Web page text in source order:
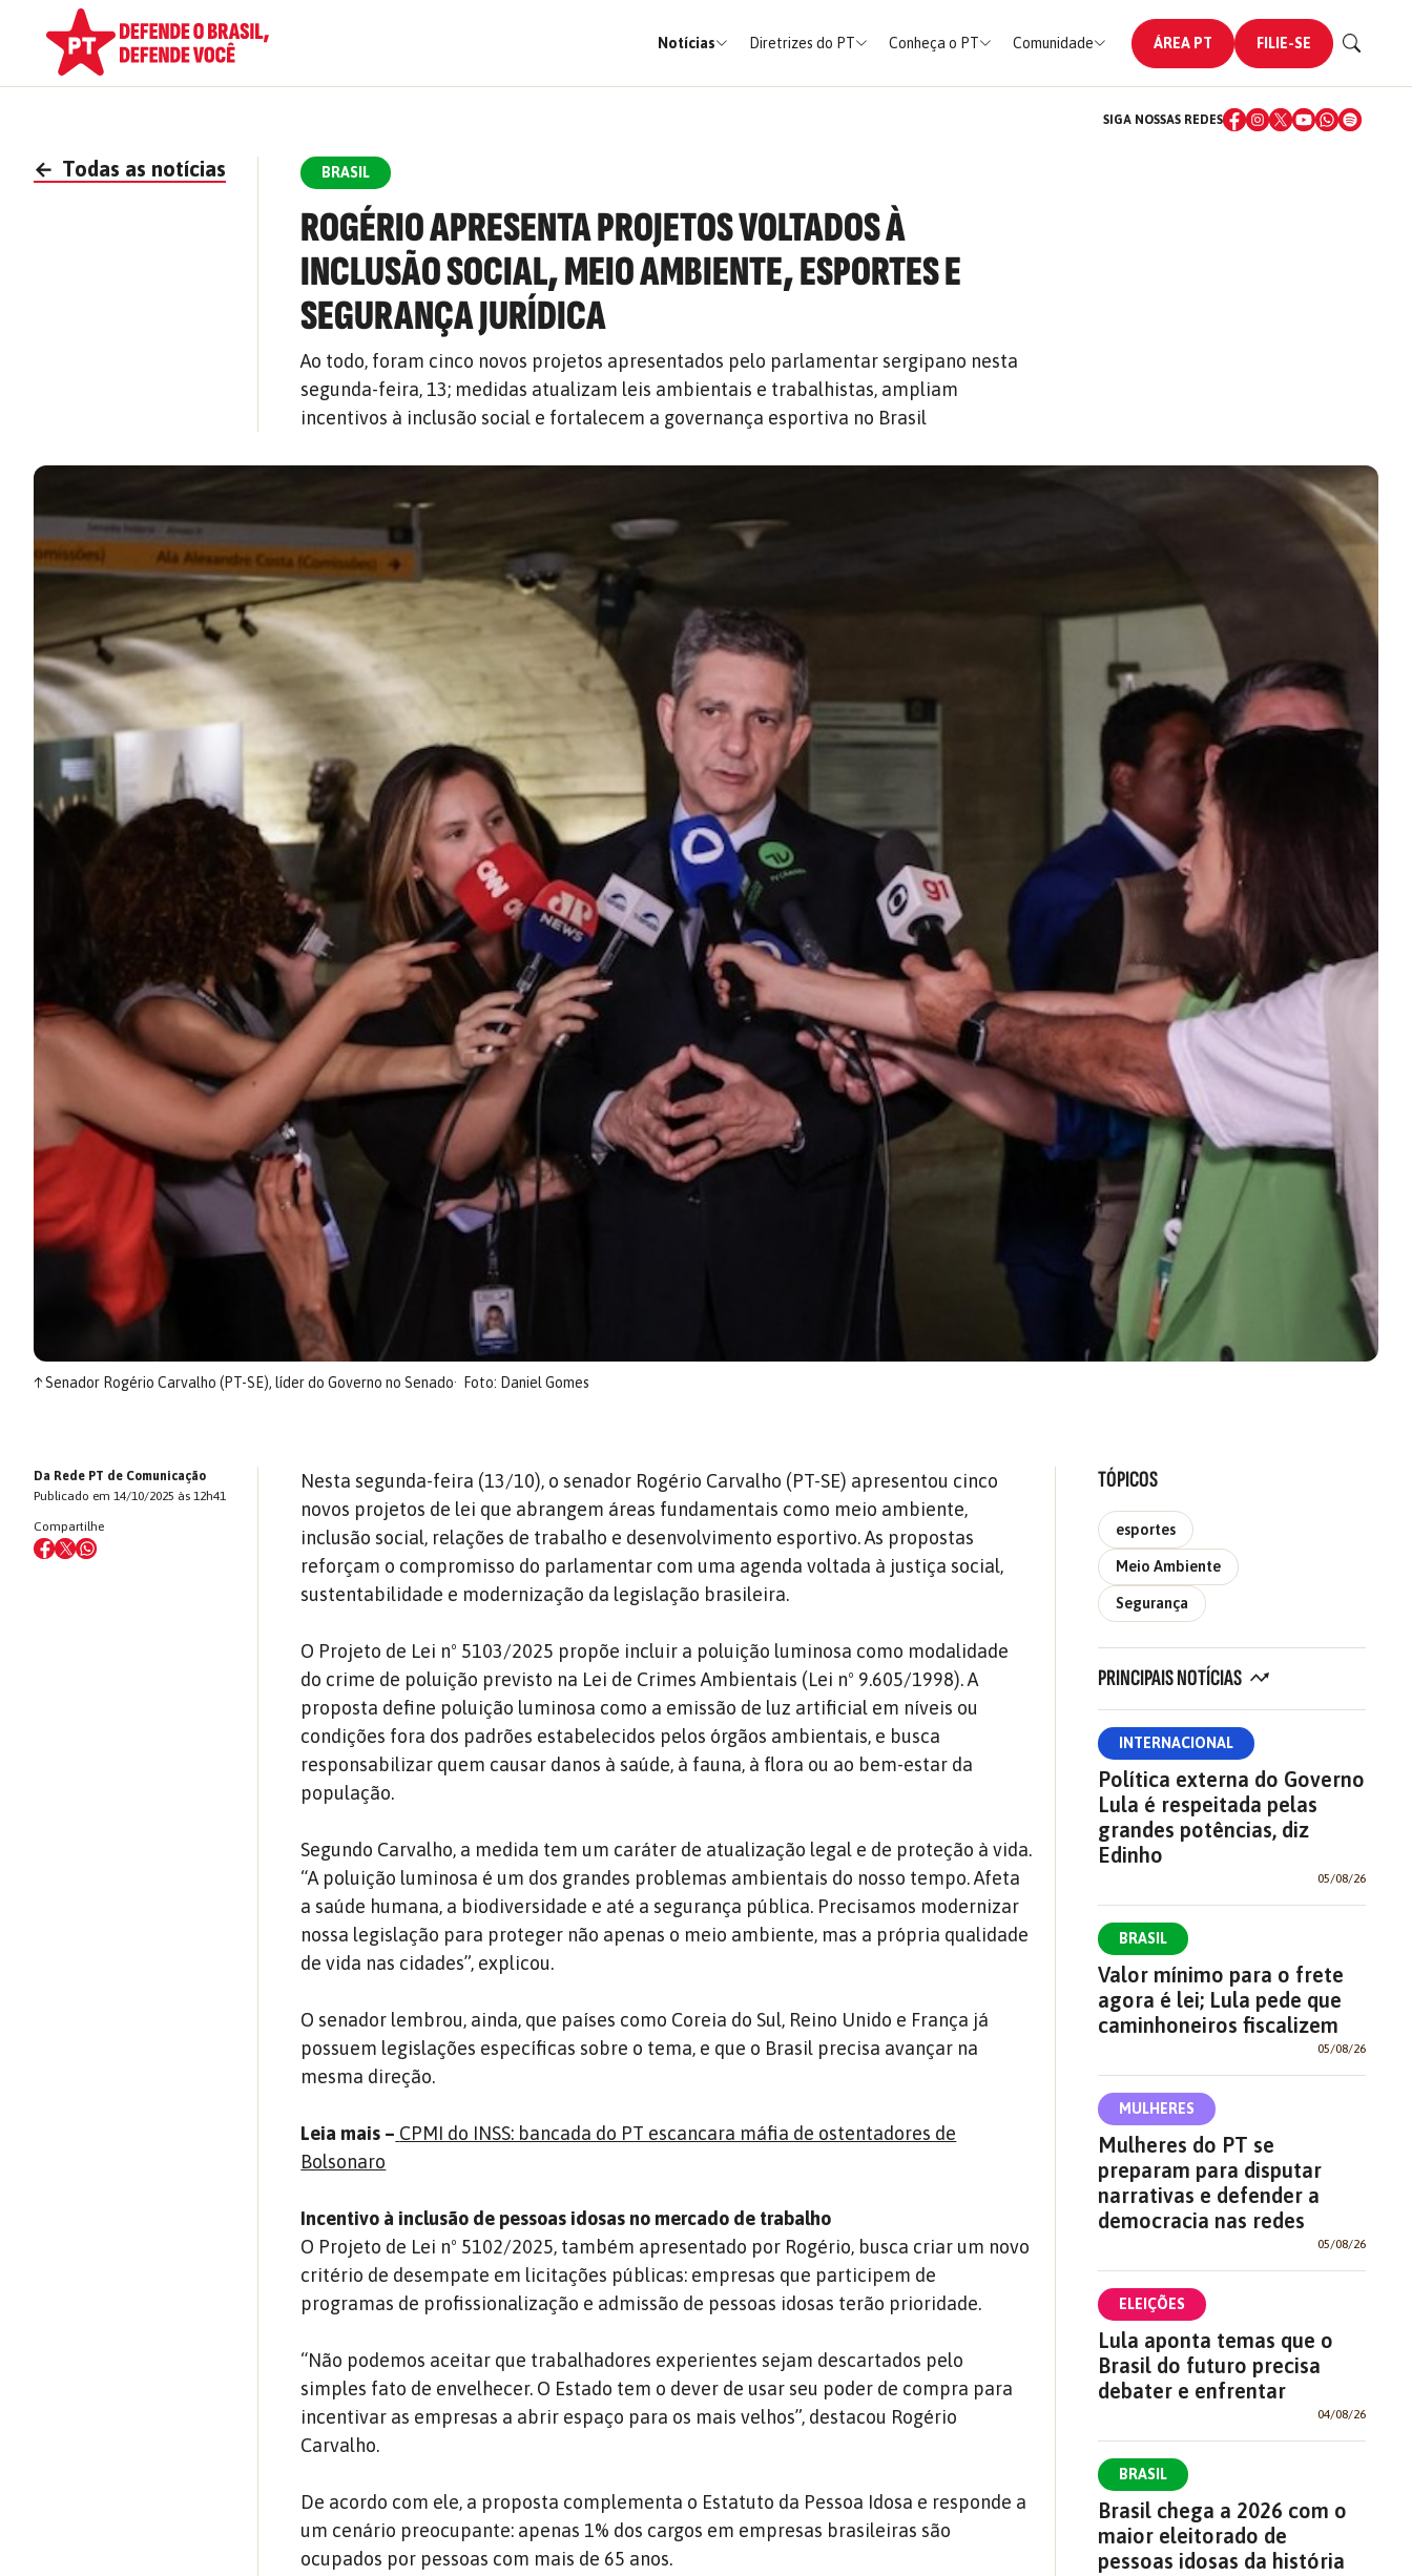
Notícias Diretrizes do PT Conheça o PT Comunidade ÁREA PT FILIE-SE
SIGA NOSSAS REDES
← Todas as notícias BRASIL
ROGÉRIO APRESENTA PROJETOS VOLTADOS À
INCLUSÃO SOCIAL, MEIO AMBIENTE, ESPORTES E
SEGURANÇA JURÍDICA
Ao todo, foram cinco novos projetos apresentados pelo parlamentar sergipano nesta
segunda-feira, 13; medidas atualizam leis ambientais e trabalhistas, ampliam
incentivos à inclusão social e fortalecem a governança esportiva no Brasil
↑Senador Rogério Carvalho (PT-SE), líder do Governo no Senado Foto: Daniel Gomes
Da Rede PT de Comunicação
Publicado em 14/10/2025 às 12h41
Compartilhe
Nesta segunda-feira (13/10), o senador Rogério Carvalho (PT-SE) apresentou cinco
novos projetos de lei que abrangem áreas fundamentais como meio ambiente,
inclusão social, relações de trabalho e desenvolvimento esportivo. As propostas
reforçam o compromisso do parlamentar com uma agenda voltada à justiça social,
sustentabilidade e modernização da legislação brasileira.
O Projeto de Lei nº 5103/2025 propõe incluir a poluição luminosa como modalidade
do crime de poluição previsto na Lei de Crimes Ambientais (Lei nº 9.605/1998). A
proposta define poluição luminosa como a emissão de luz artificial em níveis ou
condições fora dos padrões estabelecidos pelos órgãos ambientais, e busca
responsabilizar quem causar danos à saúde, à fauna, à flora ou ao bem-estar da
população.
Segundo Carvalho, a medida tem um caráter de atualização legal e de proteção à vida.
“A poluição luminosa é um dos grandes problemas ambientais do nosso tempo. Afeta
a saúde humana, a biodiversidade e até a segurança pública. Precisamos modernizar
nossa legislação para proteger não apenas o meio ambiente, mas a própria qualidade
de vida nas cidades”, explicou.
O senador lembrou, ainda, que países como Coreia do Sul, Reino Unido e França já
possuem legislações específicas sobre o tema, e que o Brasil precisa avançar na
mesma direção.
Leia mais – CPMI do INSS: bancada do PT escancara máfia de ostentadores de
Bolsonaro
Incentivo à inclusão de pessoas idosas no mercado de trabalho
O Projeto de Lei nº 5102/2025, também apresentado por Rogério, busca criar um novo
critério de desempate em licitações públicas: empresas que participem de
programas de profissionalização e admissão de pessoas idosas terão prioridade.
“Não podemos aceitar que trabalhadores experientes sejam descartados pelo
simples fato de envelhecer. O Estado tem o dever de usar seu poder de compra para
incentivar as empresas a abrir espaço para os mais velhos”, destacou Rogério
Carvalho.
De acordo com ele, a proposta complementa o Estatuto da Pessoa Idosa e responde a
um cenário preocupante: apenas 1% dos cargos em empresas brasileiras são
ocupados por pessoas com mais de 65 anos.
TÓPICOS
esportes
Meio Ambiente
Segurança
PRINCIPAIS NOTÍCIAS
INTERNACIONAL
Política externa do Governo
Lula é respeitada pelas
grandes potências, diz
Edinho
05/08/26
BRASIL
Valor mínimo para o frete
agora é lei; Lula pede que
caminhoneiros fiscalizem
05/08/26
MULHERES
Mulheres do PT se
preparam para disputar
narrativas e defender a
democracia nas redes
05/08/26
ELEIÇÕES
Lula aponta temas que o
Brasil do futuro precisa
debater e enfrentar
04/08/26
BRASIL
Brasil chega a 2026 com o
maior eleitorado de
pessoas idosas da história